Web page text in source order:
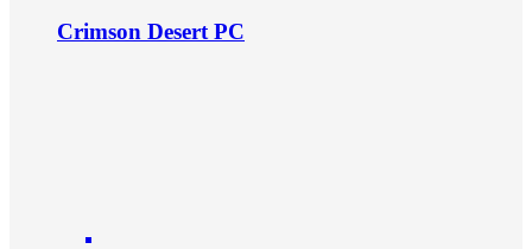
Crimson Desert PC